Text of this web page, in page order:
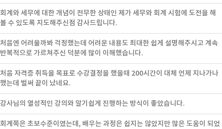
회계와 세무에 대한 개념이 전무한 상태인 제가 세무와 회계 시험에 도전을 해
볼 수 있도록 지도해주신점 감사드립니다.
처음엔 어려울까봐 걱정했는데 어려운 내용도 최대한 쉽게 설명해주시고 계속
반복적으로 가르쳐주신 덕분에 많이 이해했습니다.
처음 자격증 취득을 목표로 수강결정을 했을때 200시간이 대체 언제 지나가나
했는데 벌써 끝이 났네요.
강사님의 열성적인 강의와 알기쉽게 진행하는 방식이 좋았습니다.
회계쪽은 초보수준이였는데, 배우는 과정은 쉽지는 않았지만 많은 도움이 되었